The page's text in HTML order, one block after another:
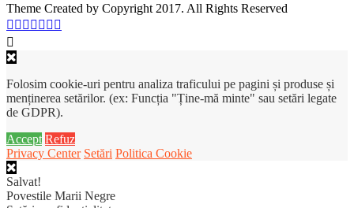
Theme Created by Copyright 2017. All Rights Reserved
Folosim cookie-uri pentru analiza traficului pe pagini și produse și
menținerea setărilor. (ex: Funcția "Ține-mă minte" sau setări legate
de GDPR).
Accept Refuz
Privacy Center Setări Politica Cookie
Salvat!
Povestile Marii Negre